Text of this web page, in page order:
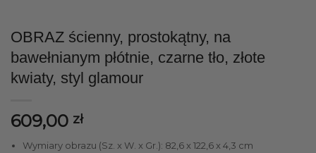
OBRAZ ścienny, prostokątny, na
bawełnianym płótnie, czarne tło, złote
kwiaty, styl glamour
609,00 zł
Wymiary obrazu (Sz. x W. x Gr.): 82,6 x 122,6 x 4,3 cm